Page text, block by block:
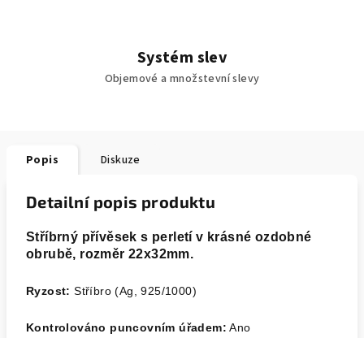
Systém slev
Objemové a množstevní slevy
Popis Diskuze
Detailní popis produktu
Stříbrný přívěsek s perletí v krásné ozdobné
obrubě, rozměr 22x32mm.
Ryzost:Stříbro (Ag, 925/1000)
Kontrolováno puncovním úřadem: Ano